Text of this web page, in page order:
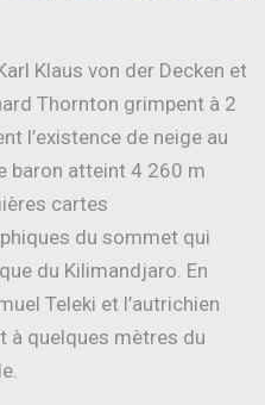
Klaus von der Decken et
Thornton grimpent à 2
l’existence de neige au
baron atteint 4 260 m
cartes
du sommet qui
du Kilimandjaro. En
Teleki et l’autrichien
à quelques mètres du